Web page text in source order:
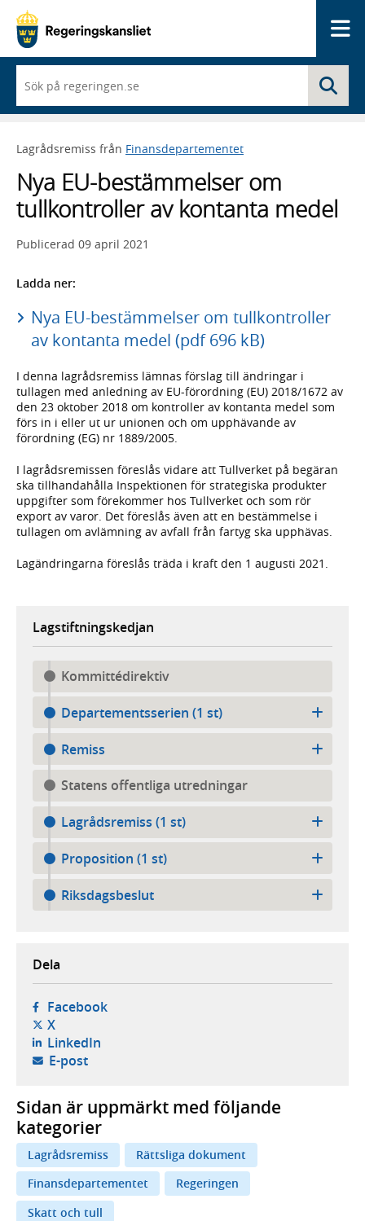
du
börjar
skriva
framträder
lista
med
sökförslag
Lagrådsremiss från Finansdepartementet
Nya EU-bestämmelser om
tullkontroller av kontanta medel
Publicerad 09 april 2021
Ladda ner:
Nya EU-bestämmelser om tullkontroller
av kontanta medel (pdf 696 kB)
I denna lagrådsremiss lämnas förslag till ändringar i
tullagen med anledning av EU-förordning (EU) 2018/1672 av
den 23 oktober 2018 om kontroller av kontanta medel som
förs in i eller ut ur unionen och om upphävande av
förordning (EG) nr 1889/2005.
I lagrådsremissen föreslås vidare att Tullverket på begäran
ska tillhandahålla Inspektionen för strategiska produkter
uppgifter som förekommer hos Tullverket och som rör
export av varor. Det föreslås även att en bestämmelse i
tullagen om avlämning av avfall från fartyg ska upphävas.
Lagändringarna föreslås träda i kraft den 1 augusti 2021.
Lagstiftningskedjan
Kommittédirektiv
Departementsserien (1 st)
Remiss
Statens offentliga utredningar
Lagrådsremiss (1 st)
Proposition (1 st)
Riksdagsbeslut
Dela
Facebook- öppnas i ny flik, extern webbplats,
X- öppnas i ny flik, extern webbplats,
LinkedIn- öppnas i ny flik, extern webbplats,
E-post- öppnar din e-postklient,
Sidan är uppmärkt med följande
kategorier
Lagrådsremiss
Rättsliga dokument
Finansdepartementet
Regeringen
Skatt och tull